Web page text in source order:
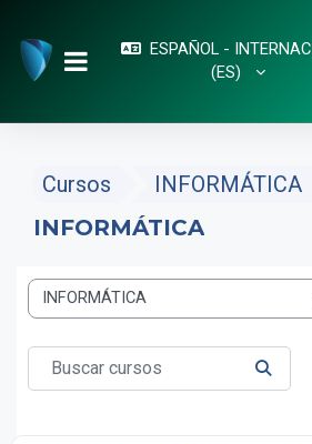
PANEL LATERAL
ESPAÑOL -
‎(ES)‎
Cursos
INFORMÁTICA
INFORMÁTICA
Categorías
Buscar cursos